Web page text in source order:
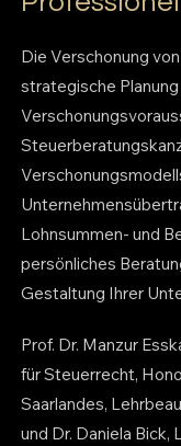
Die Verschonung
strategische
Lohnsummen- und
persönliches
Gestaltung Ihrer
Prof. Dr. Manzur
für Steuerrecht,
Saarlandes,
und Dr. Daniela Bick,